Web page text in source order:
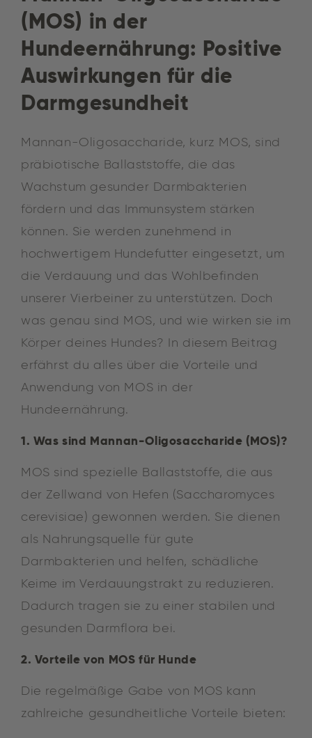
(MOS) in der
Hundeernährung: Positive
Auswirkungen für die
Darmgesundheit
Mannan-Oligosaccharide, kurz MOS, sind
präbiotische Ballaststoffe, die das
Wachstum gesunder Darmbakterien
fördern und das Immunsystem stärken
können. Sie werden zunehmend in
hochwertigem Hundefutter eingesetzt, um
die Verdauung und das Wohlbefinden
unserer Vierbeiner zu unterstützen. Doch
was genau sind MOS, und wie wirken sie im
Körper deines Hundes? In diesem Beitrag
erfährst du alles über die Vorteile und
Anwendung von MOS in der
Hundeernährung.
1. Was sind Mannan-Oligosaccharide (MOS)?
MOS sind spezielle Ballaststoffe, die aus
der Zellwand von Hefen (Saccharomyces
cerevisiae) gewonnen werden. Sie dienen
als Nahrungsquelle für gute
Darmbakterien und helfen, schädliche
Keime im Verdauungstrakt zu reduzieren.
Dadurch tragen sie zu einer stabilen und
gesunden Darmflora bei.
2. Vorteile von MOS für Hunde
Die regelmäßige Gabe von MOS kann
zahlreiche gesundheitliche Vorteile bieten: